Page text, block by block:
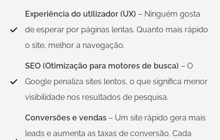
Experiência do utilizador (UX) – Ninguém gosta
de esperar por páginas lentas. Quanto mais rápido
o site, melhor a navegação.
SEO (Otimização para motores de busca) – O
Google penaliza sites lentos, o que significa menor
visibilidade nos resultados de pesquisa.
Conversões e vendas – Um site rápido gera mais
leads e aumenta as taxas de conversão. Cada